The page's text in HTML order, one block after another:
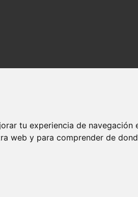
tu experiencia de
web y para comprender de